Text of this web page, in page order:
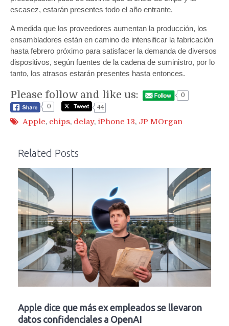
escasez, estarán presentes todo el año entrante.
A medida que los proveedores aumentan la producción, los
ensambladores están en camino de intensificar la fabricación
hasta febrero próximo para satisfacer la demanda de diversos
dispositivos, según fuentes de la cadena de suministro, por lo
tanto, los atrasos estarán presentes hasta entonces.
Please follow and like us:
0
0
44
Apple, chips, delay, iPhone 13, JP MOrgan
Related Posts
Apple dice que más ex empleados se llevaron
datos confidenciales a OpenAI